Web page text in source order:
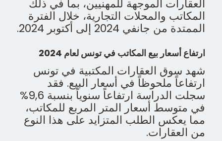
العقارات الموجهة للمهنيين، بما في ذلك
المكاتب والمحلات التجارية، خلال الفترة
الممتدة من جانفي 2024 إلى أكتوبر 2024.
ارتفاع أسعار بيع المكاتب في تونس لعام 2024
شهد سوق العقارات المكتبية في تونس
ارتفاعاً ملحوظاً في أسعار البيع. فقد
سجلت الدراسة ارتفاعاً سنوياً بنسبة 9,6%
في متوسط أسعار المتر المربع للمكاتب،
مما يعكس الطلب المتزايد على هذا النوع
من العقارات.